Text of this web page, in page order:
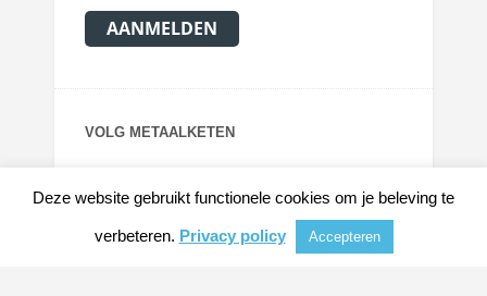
VOLG METAALKETEN
Deze website gebruikt functionele cookies om je beleving te
verbeteren. Privacy policy Accepteren